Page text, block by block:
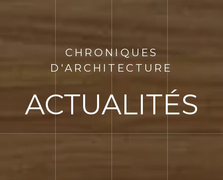
CHRONIQUES
D'ARCHITECTURE
ACTUALITÉS